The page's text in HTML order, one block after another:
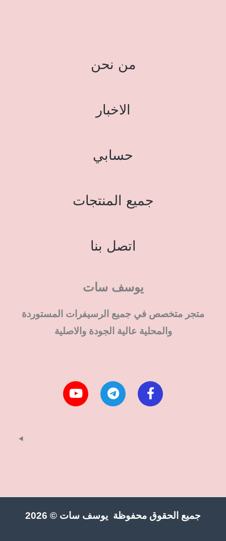
من نحن
الاخبار
حسابي
جميع المنتجات
اتصل بنا
يوسف سات
متجر متخصص في جميع الرسيفرات المستوردة
والمحلية عالية الجودة والاصلية
جميع الحقوق محفوظة يوسف سات © 2026